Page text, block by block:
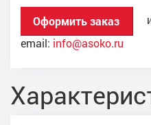
Оформить заказ
email: info@asoko.ru